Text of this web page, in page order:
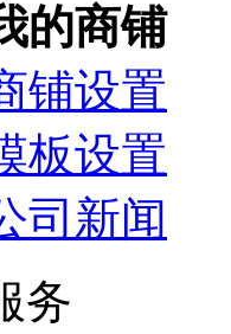
的商铺
铺设置
板设置
司新闻
务